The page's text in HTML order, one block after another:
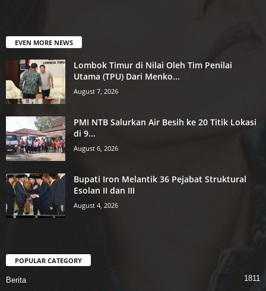
EVEN MORE NEWS
Lombok Timur di Nilai Oleh Tim Penilai
Utama (TPU) Dari Menko...
August 7, 2026
PMI NTB Salurkan Air Besih ke 20 Titik Lokasi
di 9...
August 6, 2026
Bupati Iron Melantik 36 Pejabat Struktural
Esolan II dan III
August 4, 2026
POPULAR CATEGORY
Berita 1811